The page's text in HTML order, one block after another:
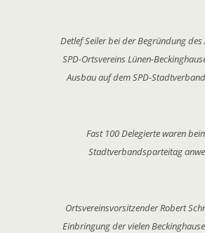
Detlef Seiler bei der Begründung des
SPD-Ortsvereins Lünen-
Ausbau auf dem SPD-
Fast 100 Delegierte waren
Stadtverbandsparteitag
Ortsvereinsvorsitzender Robert
Einbringung der vielen